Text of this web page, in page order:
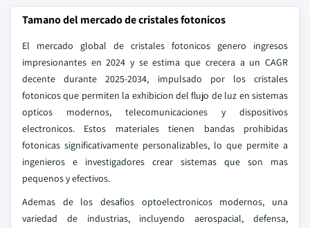
Tamano del mercado de cristales fotonicos
El mercado global de cristales fotonicos genero ingresos
impresionantes en 2024 y se estima que crecera a un CAGR
decente durante 2025-2034, impulsado por los cristales
fotonicos que permiten la exhibicion del flujo de luz en sistemas
opticos modernos, telecomunicaciones y dispositivos
electronicos. Estos materiales tienen bandas prohibidas
fotonicas significativamente personalizables, lo que permite a
ingenieros e investigadores crear sistemas que son mas
pequenos y efectivos.
Ademas de los desafios optoelectronicos modernos, una
variedad de industrias, incluyendo aerospacial, defensa,